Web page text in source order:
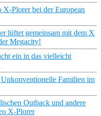
Plorer bei der European
lüftet gemeinsam mit dem X
Megacity!
ein in das vielleicht
Familien im
Outback und andere
X-Plorer